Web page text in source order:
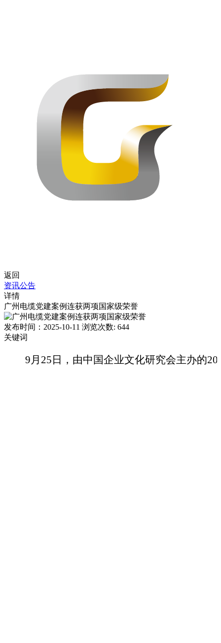
返回
资讯公告
详情
广州电缆党建案例连获两项国家级荣誉
发布时间： 2025-10-11 浏览次数: 644
关键词
9月25日，由中国企业文化研究会主办的